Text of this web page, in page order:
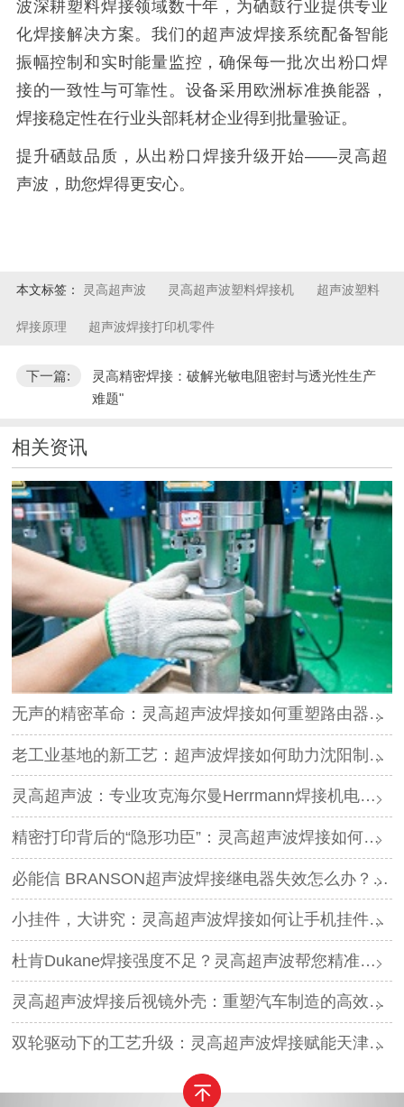
波深耕塑料焊接领域数十年，为硒鼓行业提供专业
化焊接解决方案。我们的超声波焊接系统配备智能
振幅控制和实时能量监控，确保每一批次出粉口焊
接的一致性与可靠性。设备采用欧洲标准换能器，
焊接稳定性在行业头部耗材企业得到批量验证。
提升硒鼓品质，从出粉口焊接升级开始——灵高超
声波，助您焊得更安心。
本文标签： 灵高超声波 灵高超声波塑料焊接机 超声波塑料
焊接原理 超声波焊接打印机零件
下一篇:
灵高精密焊接：破解光敏电阻密封与透光性生产
难题"
相关资讯
无声的精密革命：灵高超声波焊接如何重塑路由器外壳制造？
老工业基地的新工艺：超声波焊接如何助力沈阳制造转型？
灵高超声波：专业攻克海尔曼Herrmann焊接机电路板短路难题
精密打印背后的“隐形功臣”：灵高超声波焊接如何让喷墨头支架更可靠？
必能信 BRANSON超声波焊接继电器失效怎么办？灵高超声波“四步维修法”精准破局
小挂件，大讲究：灵高超声波焊接如何让手机挂件更“抗造”？
杜肯Dukane焊接强度不足？灵高超声波帮您精准破局
灵高超声波焊接后视镜外壳：重塑汽车制造的高效与美学
双轮驱动下的工艺升级：灵高超声波焊接赋能天津汽车与电子产业